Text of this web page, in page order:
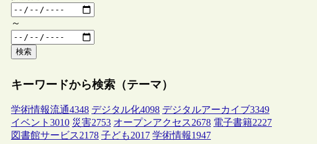
～
検索
キーワードから検索（テーマ）
学術情報流通4348 デジタル化4098 デジタルアーカイブ3349
イベント 3010 災害2753 オープンアクセス2678 電子書籍2227
図書館サービス2178 子ども2017 学術情報1947